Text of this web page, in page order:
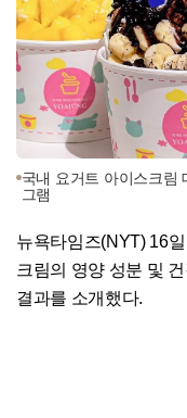
국내 요거트 아이스크림
그램
뉴욕타임즈(NYT) 16
크림의 영양 성분 및
결과를 소개했다.